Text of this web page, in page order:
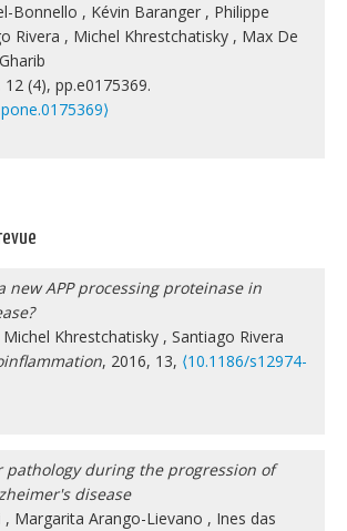
Bonnello , Kévin Baranger , Philippe
Rivera , Michel Khrestchatisky , Max De
12 (4), pp.e0175369.
new APP processing proteinase in
Michel Khrestchatisky , Santiago Rivera
, 2016, 13, ⟨10.1186/s12974-
pathology during the progression of
disease
, Margarita Arango-Lievano , Ines das